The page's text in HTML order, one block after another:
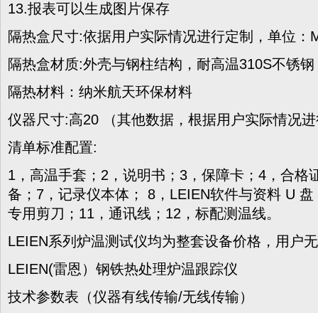
13.报表可以生成图片保存
隔热盒尺寸:依据用户实际情况进行定制，单位：
隔热盒材质:外壳与钢柱结构，耐高温310S不锈钢
隔热材料：纳米航天环保材料
仪器尺寸:高20 （其他数据，根据用户实际情况
清单标准配置:
1，高温手套；2，说明书；3，保障卡；4，合格
备；7，记录仪本体； 8，LEIEN软件与资料 U
专用剪刀；11，通讯线；12，标配测温线。
LEIEN系列炉温测试仪均为整套设备价格，用户
LEIEN(雷恩）钢铁热处理炉温跟踪仪
技术参数表（仪器有线传输/无线传输）